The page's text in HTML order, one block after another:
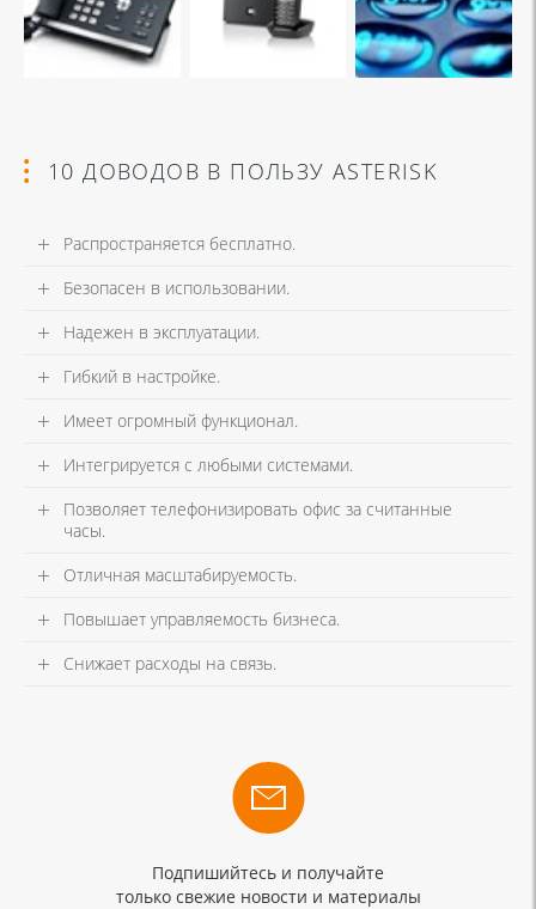
10 ДОВОДОВ В ПОЛЬЗУ ASTERISK
Распространяется бесплатно.
Безопасен в использовании.
Надежен в эксплуатации.
Гибкий в настройке.
Имеет огромный функционал.
Интегрируется с любыми системами.
Позволяет телефонизировать офис за считанные
часы.
Отличная масштабируемость.
Повышает управляемость бизнеса.
Снижает расходы на связь.
Подпишийтесь и получайте
только свежие новости и материалы